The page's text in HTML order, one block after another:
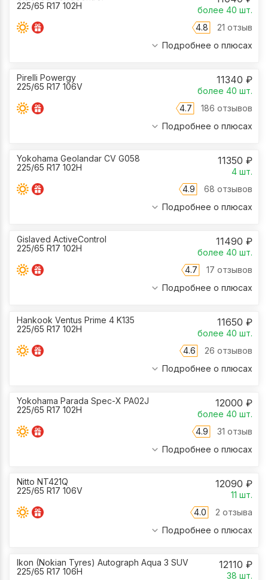
225/65 R17 102H
более 40 шт.
4.8
21 отзыв
Подробнее о плюсах
Pirelli Powergy
225/65 R17 106V
11340 ₽
более 40 шт.
4.7
186 отзывов
Подробнее о плюсах
Yokohama Geolandar CV G058
225/65 R17 102H
11350 ₽
4 шт.
4.9
68 отзывов
Подробнее о плюсах
Gislaved ActiveControl
225/65 R17 102H
11490 ₽
более 40 шт.
4.7
17 отзывов
Подробнее о плюсах
Hankook Ventus Prime 4 K135
225/65 R17 102H
11650 ₽
более 40 шт.
4.6
26 отзывов
Подробнее о плюсах
Yokohama Parada Spec-X PA02J
225/65 R17 102H
12000 ₽
более 40 шт.
4.9
31 отзыв
Подробнее о плюсах
Nitto NT421Q
225/65 R17 106V
12090 ₽
11 шт.
4.0
2 отзыва
Подробнее о плюсах
Ikon (Nokian Tyres) Autograph Aqua 3 SUV
225/65 R17 106H
12110 ₽
38 шт.